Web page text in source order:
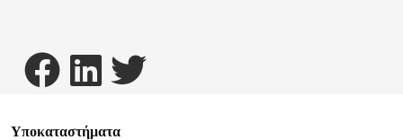
Υποκαταστήματα